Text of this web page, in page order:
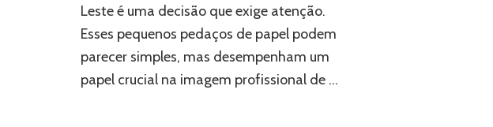
na
zona
leste?
Leste é uma decisão que exige atenção.
Esses pequenos pedaços de papel podem
parecer simples, mas desempenham um
papel crucial na imagem profissional de …